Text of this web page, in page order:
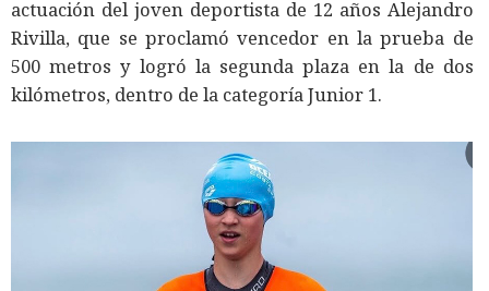
actuación del joven deportista de 12 años Alejandro
Rivilla, que se proclamó vencedor en la prueba de
500 metros y logró la segunda plaza en la de dos
kilómetros, dentro de la categoría Junior 1.